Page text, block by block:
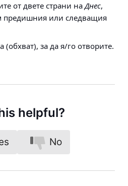
от двете страни наДнес,
предишния или следващия
(обхват), за да я/го отворите.
helpful?
No